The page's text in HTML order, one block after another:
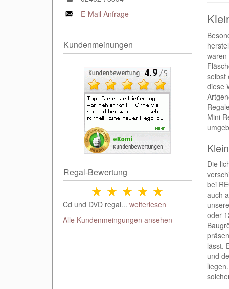
E-Mail Anfrage
Kundenmeinungen
Regal-Bewertung
Cd und DVD regal... weiterlesen
Alle Kundenmeingungen ansehen
waren
selbst
diese
Mini
Die
bei
auch
oder
lässt.
und